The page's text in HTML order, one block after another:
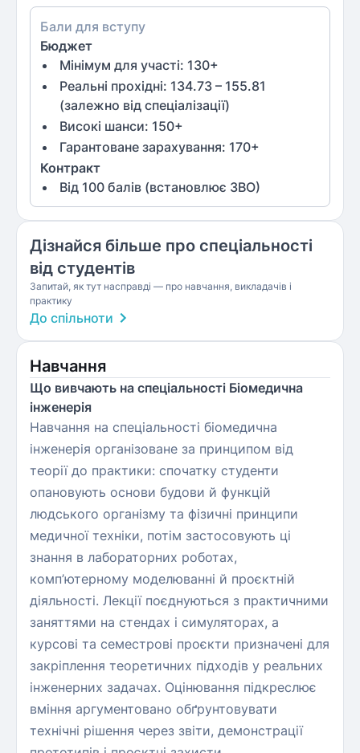
Бали для вступу
Бюджет
Мінімум для участі: 130+
Реальні прохідні: 134.73 – 155.81
(залежно від спеціалізації)
Високі шанси: 150+
Гарантоване зарахування: 170+
Контракт
Від 100 балів (встановлює ЗВО)
Дізнайся більше про спеціальності
від студентів
Запитай, як тут насправді — про навчання, викладачів і
практику
До спільноти
Навчання
Що вивчають на спеціальності Біомедична
інженерія
Навчання на спеціальності біомедична
інженерія організоване за принципом від
теорії до практики: спочатку студенти
опановують основи будови й функцій
людського організму та фізичні принципи
медичної техніки, потім застосовують ці
знання в лабораторних роботах,
комп’ютерному моделюванні й проєктній
діяльності. Лекції поєднуються з практичними
заняттями на стендах і симуляторах, а
курсові та семестрові проєкти призначені для
закріплення теоретичних підходів у реальних
інженерних задачах. Оцінювання підкреслює
вміння аргументовано обґрунтовувати
технічні рішення через звіти, демонстрації